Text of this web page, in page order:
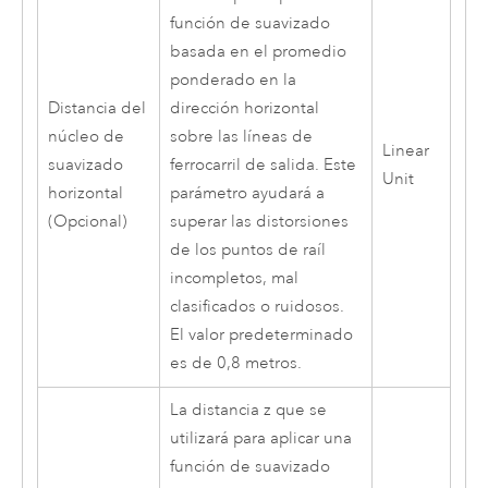
Distancia del
núcleo de
suavizado
horizontal
(Opcional)
función de suavizado
basada en el promedio
ponderado en la
dirección horizontal
sobre las líneas de
ferrocarril de salida. Este
parámetro ayudará a
superar las distorsiones
de los puntos de raíl
incompletos, mal
clasificados o ruidosos.
El valor predeterminado
es de 0,8 metros.
Linear
Unit
La distancia z que se
utilizará para aplicar una
función de suavizado